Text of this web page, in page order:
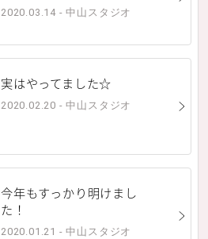
2020.03.14 - 中山スタジオ
実はやってました☆
2020.02.20 - 中山スタジオ
今年もすっかり明けまし
た！
2020.01.21 - 中山スタジオ